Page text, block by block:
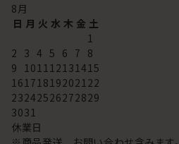
8 月
日 月 火 水 木 金 土
1
2 3 4 5 6 7 8
9
10 11 12 13 14 15
16 17 18 192021 22
23242526272829
3031
休業日